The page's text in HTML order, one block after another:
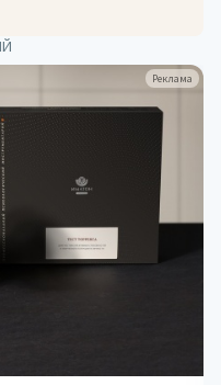
Реклама